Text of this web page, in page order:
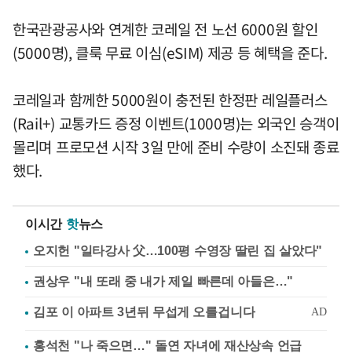
한국관광공사와 연계한 코레일 전 노선 6000원 할인
(5000명), 클룩 무료 이심(eSIM) 제공 등 혜택을 준다.
코레일과 함께한 5000원이 충전된 한정판 레일플러스
(Rail+) 교통카드 증정 이벤트(1000명)는 외국인 승객이
몰리며 프로모션 시작 3일 만에 준비 수량이 소진돼 종료
했다.
이시간 핫뉴스
오지헌 "일타강사 父…100평 수영장 딸린 집 살았다"
권상우 "내 또래 중 내가 제일 빠른데 아들은…"
홍석천 "나 죽으면…" 돌연 자녀에 재산상속 언급